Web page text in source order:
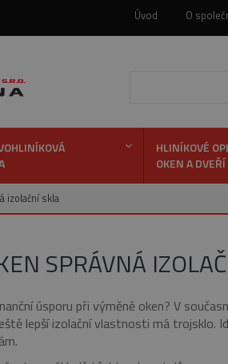
Úvod O
HLINÍKOVÉ
OKEN A DVEŘÍ
izolační skla
SPRÁVNÁ
úsporu při výměně oken? V
lepší izolační vlastnosti má trojsklo.